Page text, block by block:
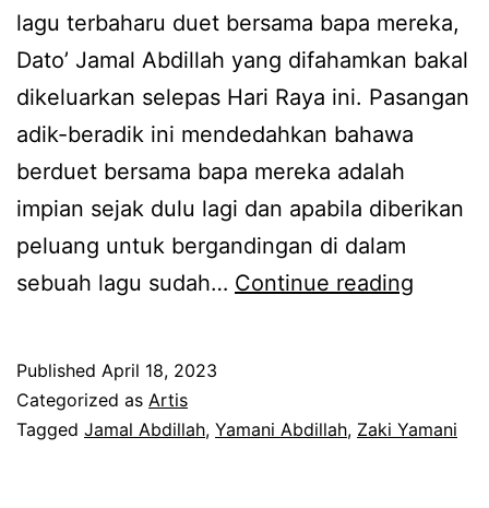
lagu terbaharu duet bersama bapa mereka,
Dato’ Jamal Abdillah yang difahamkan bakal
dikeluarkan selepas Hari Raya ini. Pasangan
adik-beradik ini mendedahkan bahawa
berduet bersama bapa mereka adalah
impian sejak dulu lagi dan apabila diberikan
peluang untuk bergandingan di dalam
sebuah lagu sudah… Continue reading
u
Published April 18, 2023
Categorized as Artis
Tagged Jamal Abdillah, Yamani Abdillah, Zaki Yamani